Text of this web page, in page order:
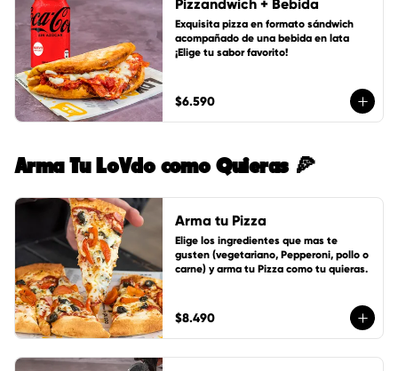
Pizzandwich + Bebida
Exquisita pizza en formato sándwich
acompañado de una bebida en lata
¡Elige tu sabor favorito!
$6.590
Arma Tu LoVdo como Quieras 🍕
Arma tu Pizza
Elige los ingredientes que mas te
gusten (vegetariano, Pepperoni, pollo o
carne) y arma tu Pizza como tu quieras.
$8.490